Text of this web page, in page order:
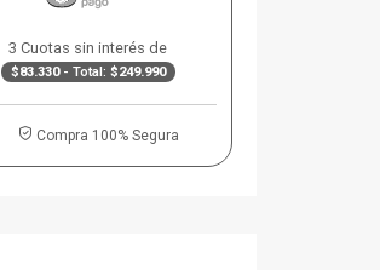
3 Cuotas sin interés de
$83.330- Total: $249.990
Compra 100% Segura